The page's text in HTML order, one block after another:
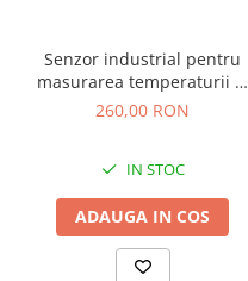
Senzor industrial pentru
masurarea temperaturii si
miscarii
260,00 RON
IN STOC
ADAUGA IN COS